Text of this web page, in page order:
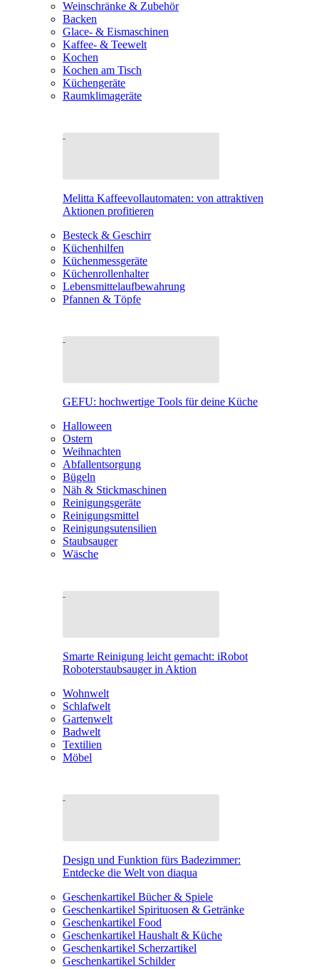
Weinschränke & Zubehör
Backen
Glace- & Eismaschinen
Kaffee- & Teewelt
Kochen
Kochen am Tisch
Küchengeräte
Raumklimageräte
Melitta Kaffeevollautomaten: von attraktiven
Aktionen profitieren
Besteck & Geschirr
Küchenhilfen
Küchenmessgeräte
Küchenrollenhalter
Lebensmittelaufbewahrung
Pfannen & Töpfe
GEFU: hochwertige Tools für deine Küche
Halloween
Ostern
Weihnachten
Abfallentsorgung
Bügeln
Näh & Stickmaschinen
Reinigungsgeräte
Reinigungsmittel
Reinigungsutensilien
Staubsauger
Wäsche
Smarte Reinigung leicht gemacht: iRobot
Roboterstaubsauger in Aktion
Wohnwelt
Schlafwelt
Gartenwelt
Badwelt
Textilien
Möbel
Design und Funktion fürs Badezimmer:
Entdecke die Welt von diaqua
Geschenkartikel Bücher & Spiele
Geschenkartikel Spirituosen & Getränke
Geschenkartikel Food
Geschenkartikel Haushalt & Küche
Geschenkartikel Scherzartikel
Geschenkartikel Schilder